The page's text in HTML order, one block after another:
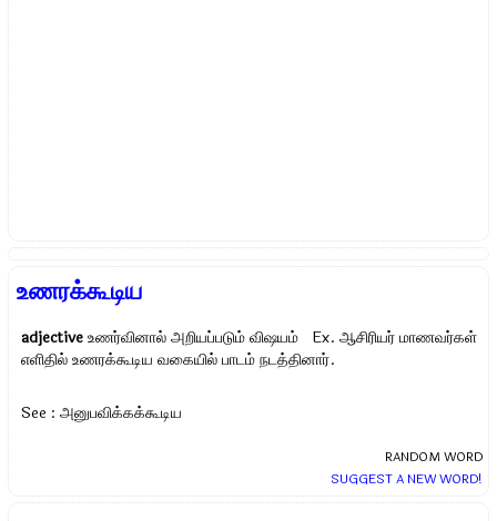
உணரக்கூடிய
adjective உணர்வினால் அறியப்படும் விஷயம் Ex.ஆசிரியர் மாணவர்கள்
எளிதில் உணரக்கூடிய வகையில் பாடம் நடத்தினார்.
See : அனுபவிக்கக்கூடிய
RANDOM WORD
SUGGEST A NEW WORD!